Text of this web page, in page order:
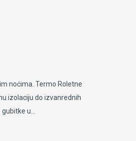
noćima. Termo Roletne
izolaciju do izvanrednih
u...